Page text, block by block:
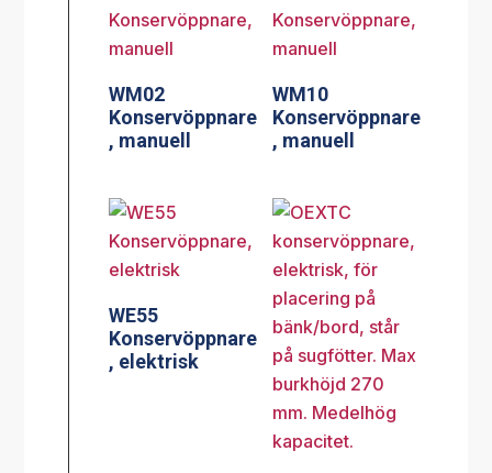
WM02
Konservöppnare
, manuell
WM10
Konservöppnare
, manuell
WE55
Konservöppnare
, elektrisk